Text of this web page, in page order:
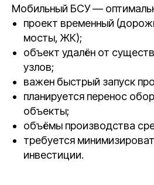
Мобильный БСУ —
проект временный
мосты, ЖК);
объект удалён от
узлов;
важен быстрый запуск
планируется перенос
объекты;
объёмы производства
требуется
инвестиции.